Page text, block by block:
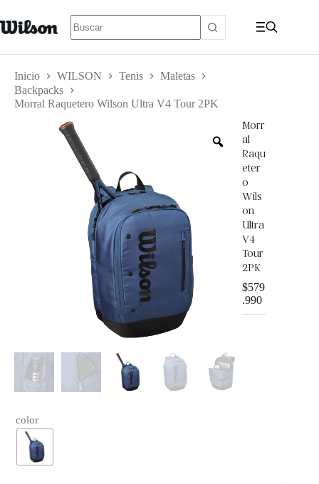
Inicio WILSON Tenis
Maletas
Backpacks
Morral Raquetero Wilson Ultra V4 Tour 2PK
Morr
al
Raqu
eter
o
Wils
on
Ultra
V4
Tour
2PK
$579
.990
color